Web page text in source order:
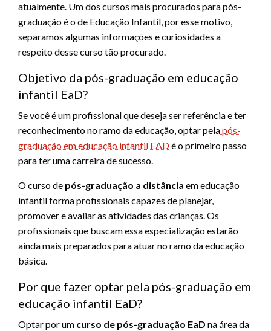
atualmente. Um dos cursos mais procurados para pós-
graduação é o de Educação Infantil, por esse motivo,
separamos algumas informações e curiosidades a
respeito desse curso tão procurado.
Objetivo da pós-graduação em educação
infantil EaD?
Se você é um profissional que deseja ser referência e ter
reconhecimento no ramo da educação, optar pelapós-
graduação em educação infantil EADé o primeiro passo
para ter uma carreira de sucesso.
O curso de pós-graduação a distância em educação
infantil forma profissionais capazes de planejar,
promover e avaliar as atividades das crianças. Os
profissionais que buscam essa especialização estarão
ainda mais preparados para atuar no ramo da educação
básica.
Por que fazer optar pela pós-graduação em
educação infantil EaD?
Optar por um curso de pós-graduação EaD na área da